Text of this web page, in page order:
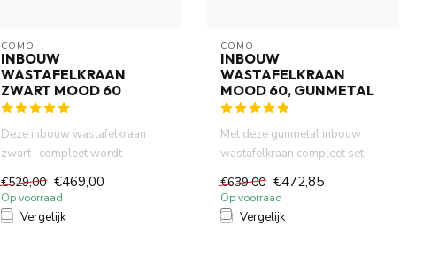
COMO
INBOUW
WASTAFELKRAAN
ZWART MOOD 60
Deze inbouw wastafelkraan
zwart- compleet wordt
Perf...
€529,00 €469,00
Op voorraad
Vergelijk
COMO
INBOUW
WASTAFELKRAAN
MOOD 60, GUNMETAL
Met deze gunmetal inbouw
wastafelkraan compleet set
€639,00 €472,85
Op voorraad
Vergelijk